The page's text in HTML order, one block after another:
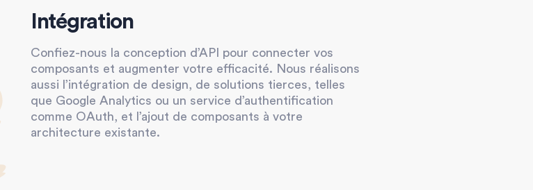
Intégration
Confiez-nous la conception d’API pour connecter vos
composants et augmenter votre efficacité. Nous réalisons
aussi l’intégration de design, de solutions tierces, telles
que Google Analytics ou un service d’authentification
comme OAuth, et l’ajout de composants à votre
architecture existante.